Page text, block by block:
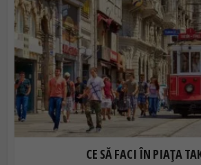
CE SĂ FACI ÎN PIAȚA